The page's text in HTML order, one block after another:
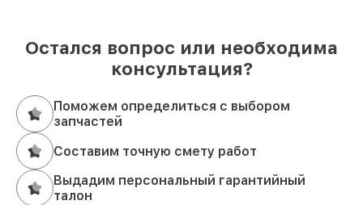
Остался вопрос или необходима
консультация?
Поможем определиться с выбором
запчастей
Составим точную смету работ
Выдадим персональный гарантийный
талон